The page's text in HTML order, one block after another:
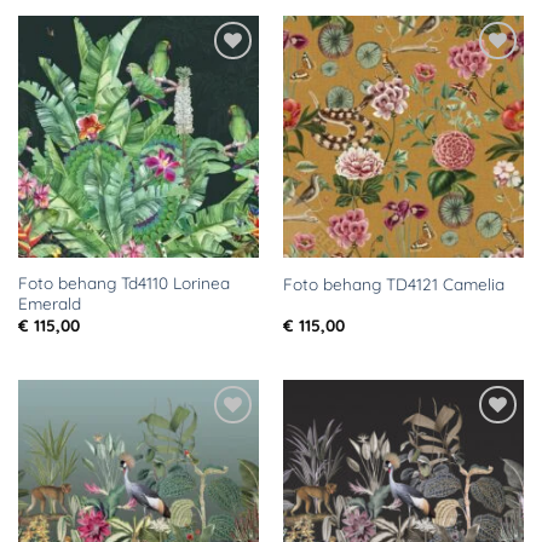
Toevoegen
verlanglijst
Foto behang Td4110 Lorinea
Emerald
€ 115,00
Toevoegen
aan
verlanglijst
Foto behang TD4121 Camelia
€ 115,00
Toevoegen
aan
verlanglijst
Toevoegen
aan
verlanglijst